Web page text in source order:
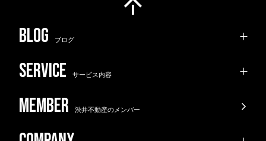
ブログ
サービス内容
渋井不動産のメンバー